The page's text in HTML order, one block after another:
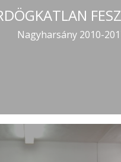
Nagyharsány 2010-